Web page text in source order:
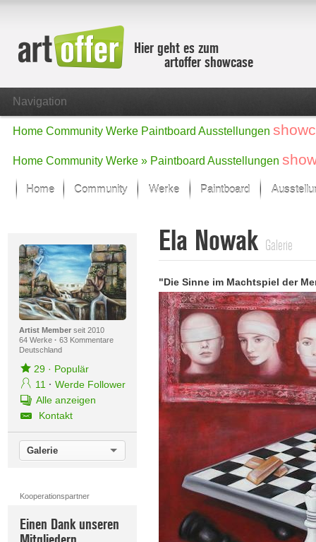
Hier geht es zum
artoffer showcase
Navigation
Home Community Werke Paintboard Ausstellungen
Home Community Werke » Paintboard Ausstellungen
Home Community Werke
Der letzte Monat im Fokus
Alle Fokus-Werke
Fokus-Werke
Neue Werke – Auswahl
Alle neuen Werke
Paintboard
Artist Memberseit 2010
64 Werke · 63 Kommentare
Deutschland
29· Populär
11 · Werde Follower
Alle anzeigen
Kontakt
Galerie
Kooperationspartner
Einen Dank unseren
Ela Nowak Galerie
"Die Sinne im Machtspiel der